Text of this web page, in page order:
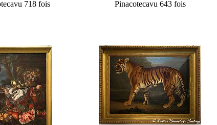
vu 718 fois
Pinacotecavu 643 fois